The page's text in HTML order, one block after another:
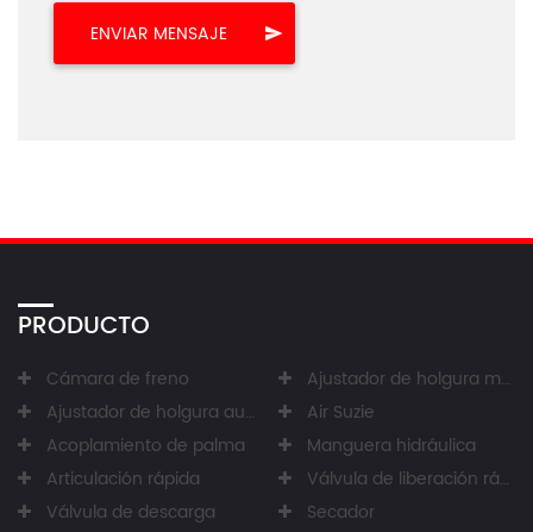
PRODUCTO
Cámara de freno
Ajustador de holgura manual
Ajustador de holgura automático
Air Suzie
Acoplamiento de palma
Manguera hidráulica
Articulación rápida
Válvula de liberación rápida
Válvula de descarga
Secador